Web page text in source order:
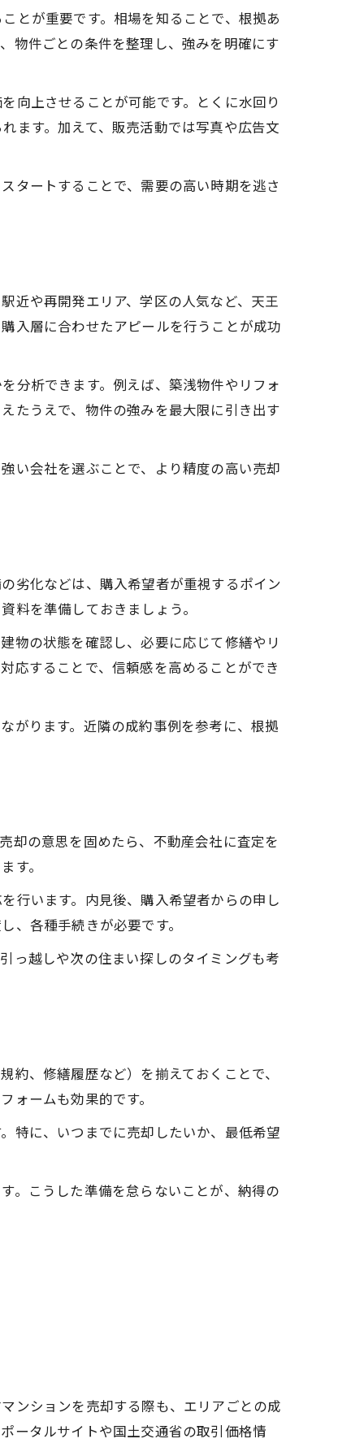
とが重要です。相場を知ることで、根拠あ
物件ごとの条件を整理し、強みを明確にす
向上させることが可能です。とくに水回り
ます。加えて、販売活動では写真や広告文
タートすることで、需要の高い時期を逃さ
近や再開発エリア、学区の人気など、天王
入層に合わせたアピールを行うことが成功
分析できます。例えば、築浅物件やリフォ
たうえで、物件の強みを最大限に引き出す
い会社を選ぶことで、より精度の高い売却
劣化などは、購入希望者が重視するポイン
料を準備しておきましょう。
物の状態を確認し、必要に応じて修繕やリ
応することで、信頼感を高めることができ
がります。近隣の成約事例を参考に、根拠
却の意思を固めたら、不動産会社に査定を
す。
行います。内見後、購入希望者からの申し
、各種手続きが必要です。
っ越しや次の住まい探しのタイミングも考
、修繕履歴など）を揃えておくことで、
ームも効果的です。
特に、いつまでに売却したいか、最低希望
。こうした準備を怠らないことが、納得の
ンションを売却する際も、エリアごとの成
ータルサイトや国土交通省の取引価格情